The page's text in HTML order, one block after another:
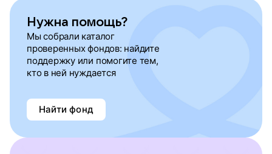
Нужна помощь?
Мы собрали каталог
проверенных фондов: найдите
поддержку или помогите тем,
кто в ней нуждается
Найти фонд